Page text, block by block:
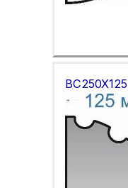
BC250X125